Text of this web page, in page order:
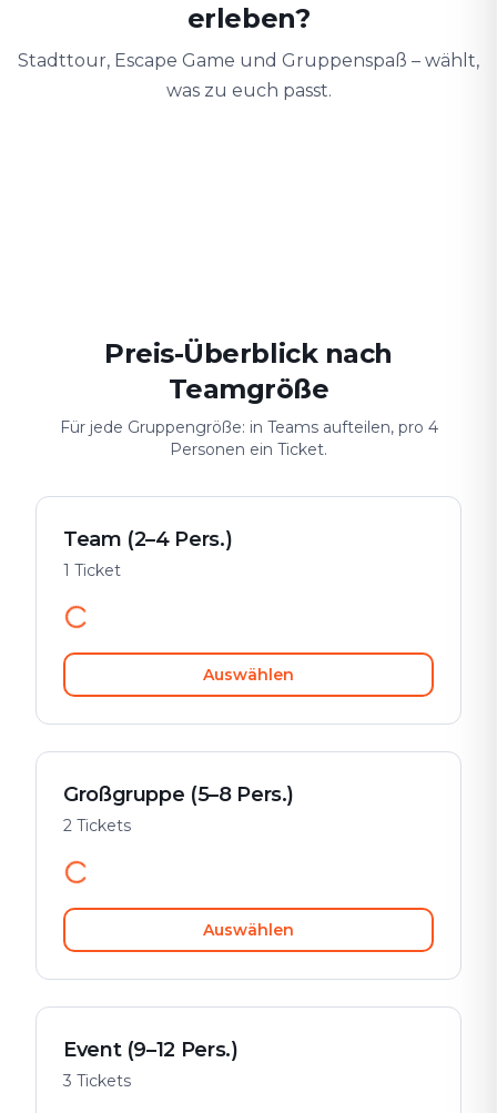
erleben?
Stadttour, Escape Game und Gruppenspaß – wählt,
was zu euch passt.
Preis-Überblick nach
Teamgröße
Für jede Gruppengröße: in Teams aufteilen, pro 4
Personen ein Ticket.
Team (2–4 Pers.)
1 Ticket
Auswählen
Großgruppe (5–8 Pers.)
2 Tickets
Auswählen
Event (9–12 Pers.)
3 Tickets